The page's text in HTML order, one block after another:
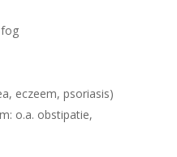
eczeem, psoriasis)
o.a. obstipatie,